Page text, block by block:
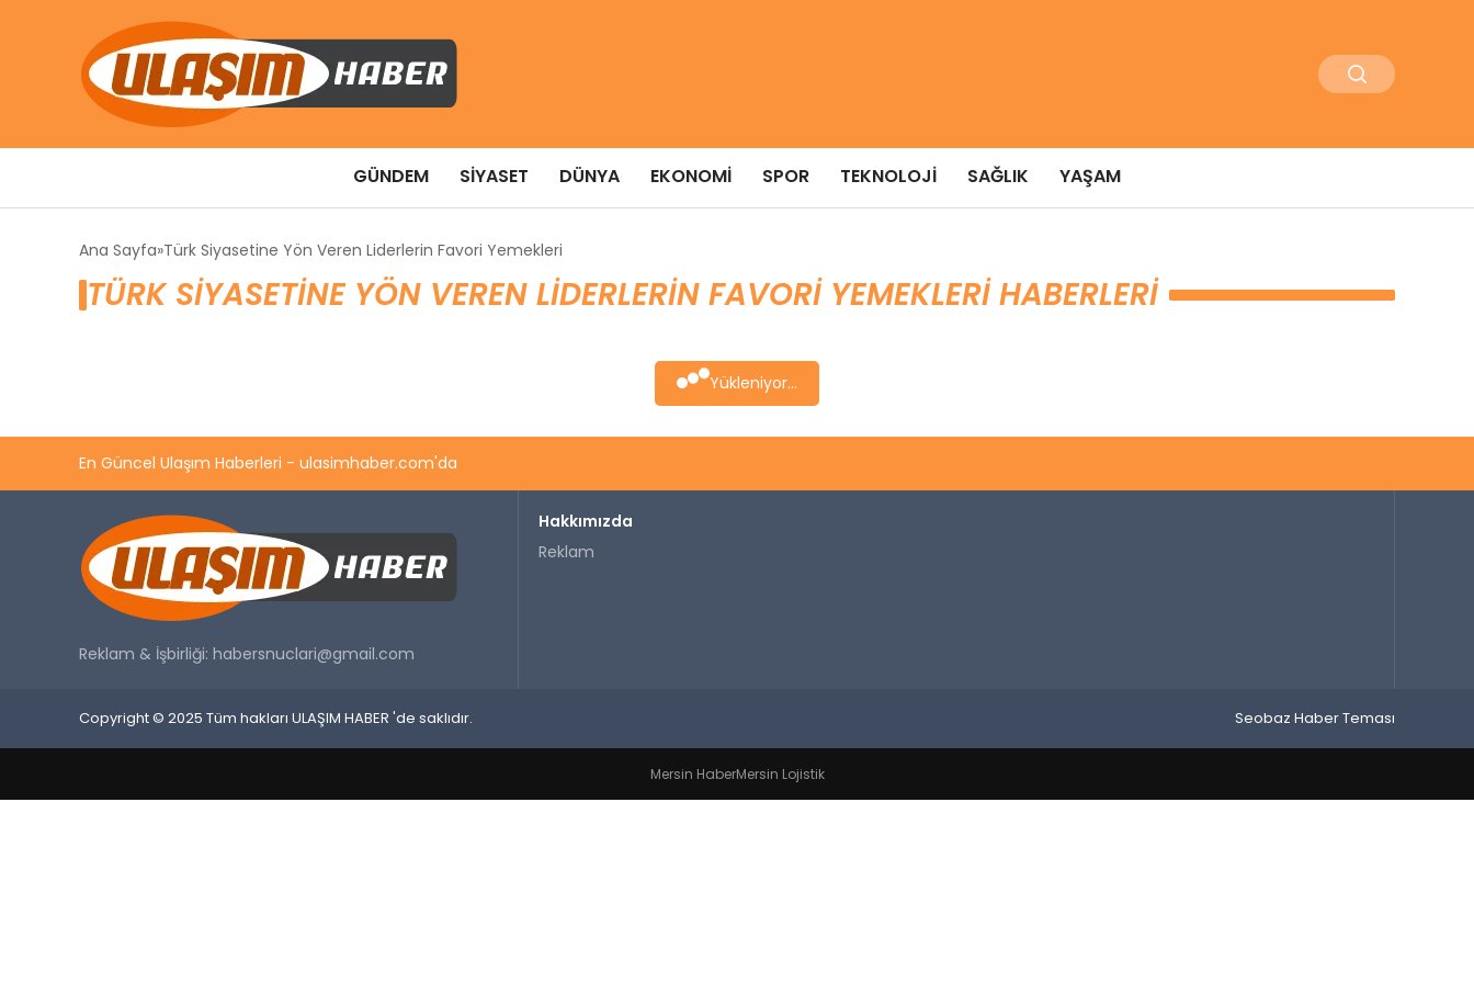
GÜNDEM SIYASET DÜNYA EKONOMI SPOR TEKNOLOJI SAĞLIK YAŞAM
Ana Sayfa Türk Siyasetine Yön Veren Liderlerin Favori Yemekleri
TÜRK SIYASETINE YÖN VEREN LIDERLERIN FAVORI YEMEKLERI HABERLERI
Yükleniyor...
En Güncel Ulaşım Haberleri - ulasimhaber.com'da
Reklam & İşbirliği: habersnuclari@gmail.com
Hakkımızda
Reklam
Copyright © 2025 Tüm hakları ULAŞIM HABER 'de saklıdır. Seobaz Haber Teması
Mersin HaberMersin Lojistik